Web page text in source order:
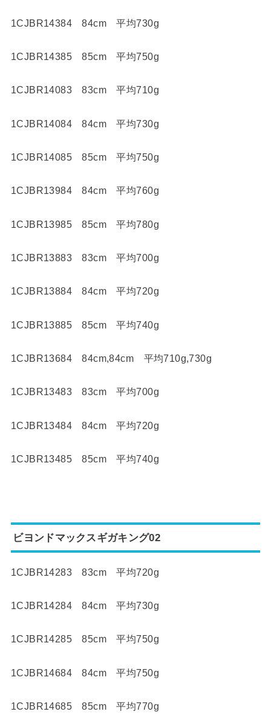
1CJBR14384 84cm 平均730g
1CJBR14385 85cm 平均750g
1CJBR14083 83cm 平均710g
1CJBR14084 84cm 平均730g
1CJBR14085 85cm 平均750g
1CJBR13984 84cm 平均760g
1CJBR13985 85cm 平均780g
1CJBR13883 83cm 平均700g
1CJBR13884 84cm 平均720g
1CJBR13885 85cm 平均740g
1CJBR13684 84cm,84cm 平均710g,730g
1CJBR13483 83cm 平均700g
1CJBR13484 84cm 平均720g
1CJBR13485 85cm 平均740g
ビヨンドマックスギガキング02
1CJBR14283 83cm 平均720g
1CJBR14284 84cm 平均730g
1CJBR14285 85cm 平均750g
1CJBR14684 84cm 平均750g
1CJBR14685 85cm 平均770g